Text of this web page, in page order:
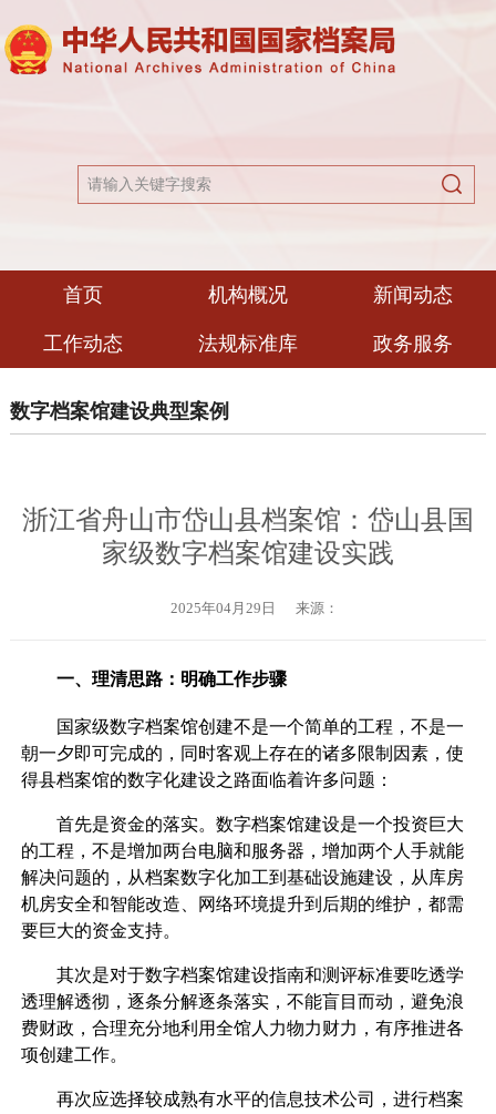
首页 机构概况 新闻动态
工作动态 法规标准库 政务服务
数字档案馆建设典型案例
浙江省舟山市岱山县档案馆：岱山县国
家级数字档案馆建设实践
2025年04月29日 来源：
一、理清思路：明确工作步骤
国家级数字档案馆创建不是一个简单的工程，不是一
朝一夕即可完成的，同时客观上存在的诸多限制因素，使
得县档案馆的数字化建设之路面临着许多问题：
首先是资金的落实。数字档案馆建设是一个投资巨大
的工程，不是增加两台电脑和服务器，增加两个人手就能
解决问题的，从档案数字化加工到基础设施建设，从库房
机房安全和智能改造、网络环境提升到后期的维护，都需
要巨大的资金支持。
其次是对于数字档案馆建设指南和测评标准要吃透学
透理解透彻，逐条分解逐条落实，不能盲目而动，避免浪
费财政，合理充分地利用全馆人力物力财力，有序推进各
项创建工作。
再次应选择较成熟有水平的信息技术公司，进行档案